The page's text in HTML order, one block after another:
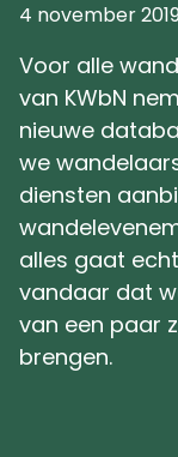
4 november
Voor alle
van KWbN
nieuwe
we
diensten
alles gaat
vandaar dat
van een paar
brengen.